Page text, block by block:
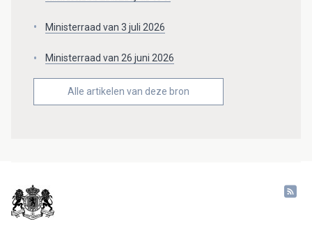
Ministerraad van 3 juli 2026
Ministerraad van 26 juni 2026
Alle artikelen van deze bron